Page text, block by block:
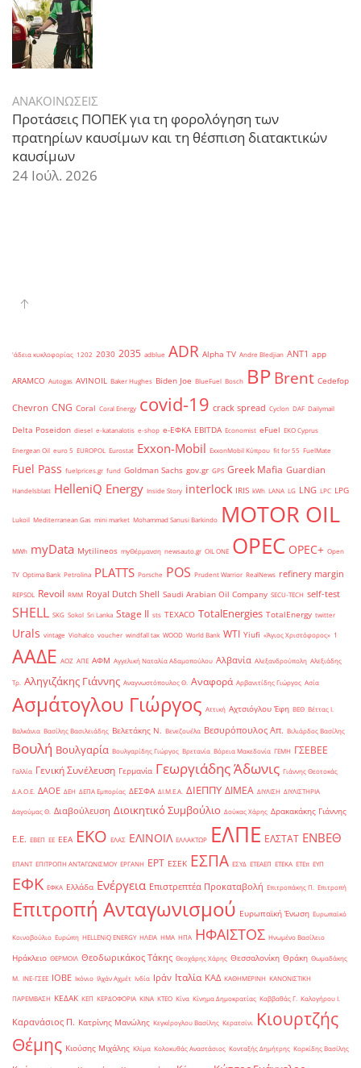
ΑΝΑΚΟΙΝΩΣΕΙΣ
Προτάσεις ΠΟΠΕΚ για τη φορολόγηση των
πρατηρίων καυσίμων και τη θέσπιση διατακτικών
καυσίμων
24 Ιούλ. 2026
'άδεια κυκλοφορίας 1202 2030 2035 adblue ADR Alpha TV Andre Bledjian ANT1 app
ARAMCO Autogas AVINOIL Baker Hughes Biden Joe BlueFuel Bosch BPBrent Cedefop
Chevron CNG Coral Coral Energy covid-19 crack spread Cyclon DAF Dailymail
Delta Poseidon diesel e-katanalotis e-shop e-ΕΦΚΑ EBITDA Economist eFuel EKO Cyprus
Energean Oil euro 5 EUROPOL Eurostat Exxon-Mobil ExxonMobil Κύπρου fit for 55 FuelMate
Fuel Pass fuelprices.gr fund Goldman Sachs gov.gr GPS Greek Mafia Guardian
Handelsblatt HelleniQ Energy Inside Story interlock IRIS kWh LANA LG LNG LPC LPG
Lukoil Mediterranean Gas mini market Mohammad Sanusi Barkindo MOTOR OIL
MWh myData Mytilineos myΘέρμανση newsauto.gr OIL ONE OPEC OPEC+ Open
TV Optima Bank Petrolina PLATTS Porsche POS Prudent Warrior RealNews refinery margin
REPSOL Revoil RMM Royal Dutch Shell Saudi Arabian Oil Company SECU-TECH self-test
SHELL SKG Sokol Sri Lanka Stage II sts TEXACO TotalEnergies TotalEnergy twitter
Urals vintage Viohalco voucher windfall tax WOOD World Bank WTI Yiufi «Άγιος Χριστόφορος» ΄1
ΑΑΔΕ ΑΟΖ ΑΠΕ ΑΦΜ Αγγελική Ναταλία Αδαμοπούλου Αλβανία Αλεξανδρούπολη Αλεξιάδης
Τρ. Αληγιζάκης Γιάννης Αναγνωστόπουλος Θ. Αναφορά Αρβανιτίδης Γιώργος Ασία
Ασμάτογλου Γιώργος Αττική Αχτσιόγλου Έφη ΒΕΘ Βέττας Ι.
Βαλκάνια Βασίλης Βασιλειάδης Βελετάκης Ν. Βενεζουέλα Βεσυρόπουλος Απ. Βιλιάρδος Βασίλης
Βουλή Βουλγαρία Βουλγαρίδης Γιώργος Βρετανία Βόρεια Μακεδονία ΓΕΜΗ ΓΣΕΒΕΕ
Γαλλία Γενική Συνέλευση Γερμανία Γεωργιάδης Άδωνις Γιάννης Θεοτοκάς
Δ.Α.Ο.Ε. ΔΑΟΕ ΔΕΗ ΔΕΠΑ Εμπορίας ΔΕΣΦΑ ΔΙ.Μ.Ε.Α. ΔΙΕΠΠΥ ΔΙΜΕΑ ΔΙΥΛΙΣΗ ΔΙΥΛΙΣΤΗΡΙΑ
Δαγούμας Θ. Διαβούλευση Διοικητικό Συμβούλιο Δούκας Χάρης Δρακακάκης Γιάννης
Ε.Ε. ΕΒΕΠ ΕΕ ΕΕΑ ΕΚΟ ΕΛΑΣ ΕΛΙΝΟΙΛ ΕΛΛΑΚΤΩΡ ΕΛΠΕ ΕΛΣΤΑΤ ΕΝΒΕΘ
ΕΠΑΝΤ ΕΠΙΤΡΟΠΗ ΑΝΤΑΓΩΝΙΣΜΟΥ ΕΡΓΑΝΗ ΕΡΤ ΕΣΕΚ ΕΣΠΑ ΕΣΥΔ ΕΤΕΑΕΠ ΕΤΕΚΑ ΕΤΕπ ΕΥΠ
ΕΦΚ ΕΦΚΑ Ελλάδα Ενέργεια Επιστρεπτέα Προκαταβολή Επιτροπάκης Π. Επιτροπή
Επιτροπή Ανταγωνισμού Ευρωπαϊκή Ένωση Ευρωπαϊκό
Κοινοβούλιο Ευρώπη ΗELLENiQ ENERGY ΗΛΕΙΑ ΗΜΑ ΗΠΑ ΗΦΑΙΣΤΟΣ Ηνωμένο Βασίλειο
Ηράκλειο ΘΕΡΜΟΙΛ Θεοδωρικάκος Τάκης Θεοχάρης Χάρης Θεσσαλονίκη Θράκη Θωμαδάκης
Μ. ΙΝΕ-ΓΣΕΕ ΙΟΒΕ Ικόνιο Ιλχάν Αχμέτ Ινδία Ιράν Ιταλία ΚΑΔ ΚΑΘΗΜΕΡΙΝΗ ΚΑΝΟΝΙΣΤΙΚΗ
ΠΑΡΕΜΒΑΣΗ ΚΕΔΑΚ ΚΕΠ ΚΕΡΔΟΦΟΡΙΑ ΚΙΝΑ ΚΤΕΟ Κίνα Κίνημα Δημοκρατίας Καββαθάς Γ. Καλογήρου Ι.
Καρανάσιος Π. Κατρίνης Μανώλης Κεγκέρογλου Βασίλης Κερατσίνι
Κιουρτζής
Θέμης Κιούσης Μιχάλης Κλίμα Κολοκυθάς Αναστάσιος Κονταξής Δημήτρης Κορκίδης Βασίλης